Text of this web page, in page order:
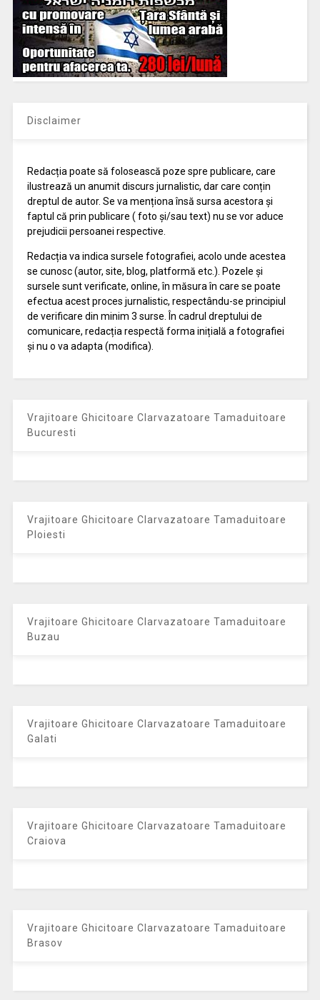
Disclaimer
Redacția poate să folosească poze spre publicare, care
ilustrează un anumit discurs jurnalistic, dar care conțin
dreptul de autor. Se va menționa însă sursa acestora și
faptul că prin publicare ( foto și/sau text) nu se vor aduce
prejudicii persoanei respective.
Redacția va indica sursele fotografiei, acolo unde acestea
se cunosc (autor, site, blog, platformă etc.). Pozele și
sursele sunt verificate, online, în măsura în care se poate
efectua acest proces jurnalistic, respectându-se principiul
de verificare din minim 3 surse. În cadrul dreptului de
comunicare, redacția respectă forma inițială a fotografiei
și nu o va adapta (modifica).
Vrajitoare Ghicitoare Clarvazatoare Tamaduitoare
Bucuresti
Vrajitoare Ghicitoare Clarvazatoare Tamaduitoare
Ploiesti
Vrajitoare Ghicitoare Clarvazatoare Tamaduitoare
Buzau
Vrajitoare Ghicitoare Clarvazatoare Tamaduitoare
Galati
Vrajitoare Ghicitoare Clarvazatoare Tamaduitoare
Craiova
Vrajitoare Ghicitoare Clarvazatoare Tamaduitoare
Brasov